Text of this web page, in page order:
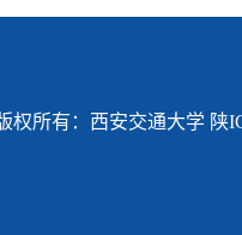
权所有：西安交通大学 陕